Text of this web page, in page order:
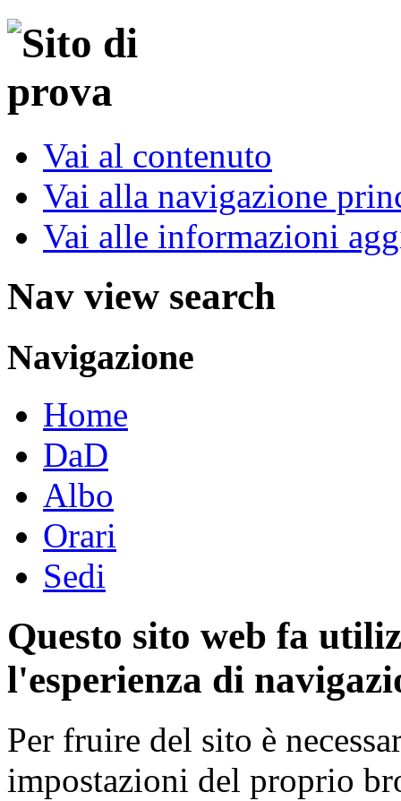
Vai al contenuto
Vai alla navigazione
Vai alle informazioni
Nav view search
Navigazione
Home
DaD
Albo
Orari
Sedi
Questo sito web fa
l'esperienza di
Per fruire del sito è
impostazioni del proprio